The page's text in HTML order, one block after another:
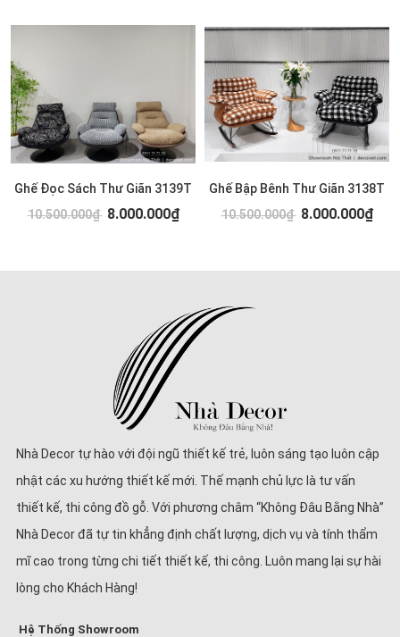
Ghế Đọc Sách Thư Giãn 3139T
10.500.000₫ 8.000.000₫
Ghế Bập Bênh Thư Giãn 3138T
10.500.000₫ 8.000.000₫
Nhà Decor tự hào với đội ngũ thiết kế trẻ, luôn sáng tạo luôn cập
nhật các xu hướng thiết kế mới. Thế mạnh chủ lực là tư vấn
thiết kế, thi công đồ gỗ. Với phương châm “Không Đâu Bằng Nhà”
Nhà Decor đã tự tin khẳng định chất lượng, dịch vụ và tính thẩm
mĩ cao trong từng chi tiết thiết kế, thi công. Luôn mang lại sự hài
lòng cho Khách Hàng!
Hệ Thống Showroom